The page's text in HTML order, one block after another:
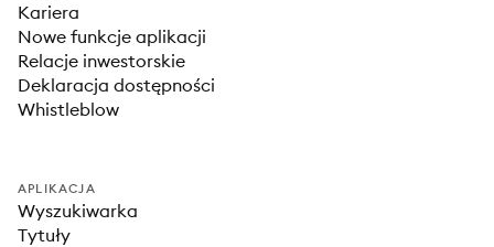
Kariera
Nowe funkcje aplikacji
Relacje inwestorskie
Deklaracja dostępności
Whistleblow
APLIKACJA
Wyszukiwarka
Tytuły